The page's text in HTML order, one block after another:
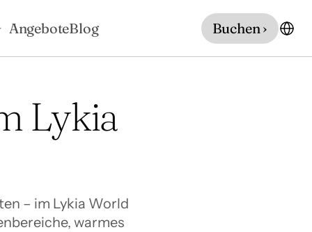
Lykia
– im Lykia World
warmes
AngeboteBlog Buchen ›